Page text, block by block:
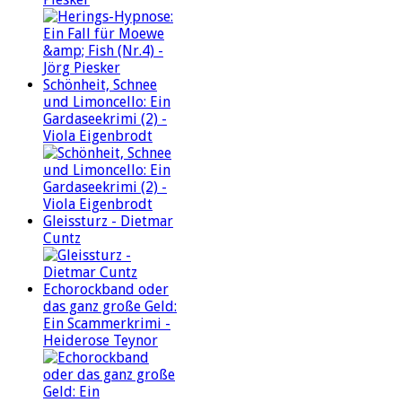
Schönheit, Schnee
und Limoncello: Ein
Gardaseekrimi (2) -
Viola Eigenbrodt
Gleissturz - Dietmar
Cuntz
Echorockband oder
das ganz große Geld:
Ein Scammerkrimi -
Heiderose Teynor